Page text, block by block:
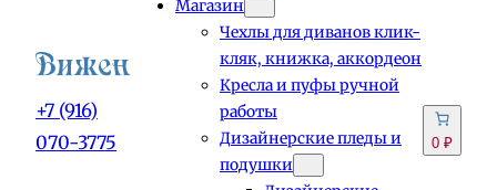
+7 (916)
070-3775
Магазин
Чехлы для диванов клик-
кляк, книжка, аккордеон
Кресла и пуфы ручной
работы
Дизайнерские пледы и
подушки
0 ₽